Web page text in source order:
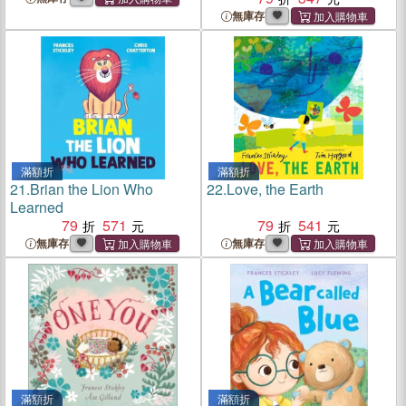
無庫存
滿額折
21.Brian the Lion Who
Learned
79
571
無庫存
滿額折
22.Love, the Earth
79
541
無庫存
滿額折 滿額折